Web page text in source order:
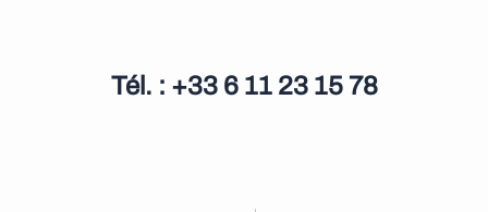
Tél. : +33 6 11 23 15 78